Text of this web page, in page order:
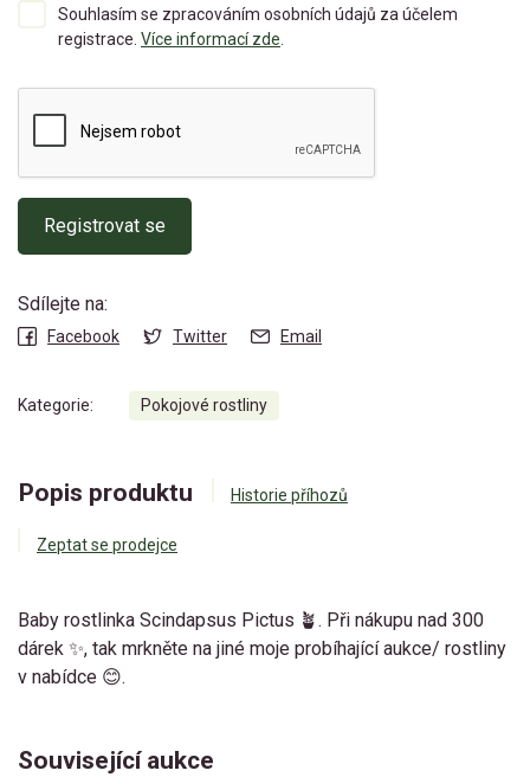
Souhlasím se zpracováním osobních údajů za účelem
registrace. Více informací zde.
Registrovat se
Sdílejte na:
Facebook Twitter Email
Kategorie: Pokojové rostliny
Popis produktu Historie příhozů
Zeptat se prodejce
Baby rostlinka Scindapsus Pictus 🪴. Při nákupu nad 300
dárek ✨, tak mrkněte na jiné moje probíhající aukce/ rostliny
v nabídce 😊.
Související aukce